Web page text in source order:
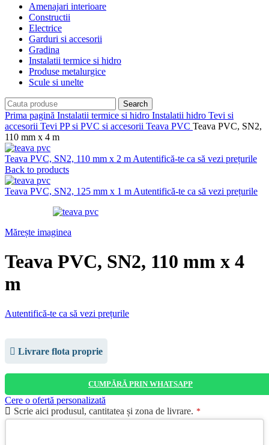
Amenajari interioare
Constructii
Electrice
Garduri si accesorii
Gradina
Instalatii termice si hidro
Produse metalurgice
Scule si unelte
Search
Prima pagină Instalatii termice si hidro Instalatii hidro Tevi si
accesorii Tevi PP si PVC si accesorii Teava PVC Teava PVC, SN2,
110 mm x 4 m
Teava PVC, SN2, 110 mm x 2 m Autentifică-te ca să vezi prețurile
Back to products
Teava PVC, SN2, 125 mm x 1 m Autentifică-te ca să vezi prețurile
Mărește imaginea
Teava PVC, SN2, 110 mm x 4
m
Autentifică-te ca să vezi prețurile
Livrare flota proprie
CUMPĂRĂ PRIN WHATSAPP
Cere o ofertă personalizată
Scrie aici produsul, cantitatea și zona de livrare. *